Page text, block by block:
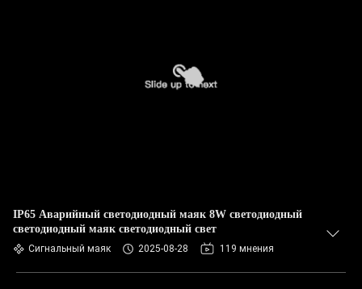
IP65 Аварийный светодиодный маяк 8W светодиодный
светодиодный маяк светодиодный свет
Сигнальный маяк 2025-08-28 119 мнения